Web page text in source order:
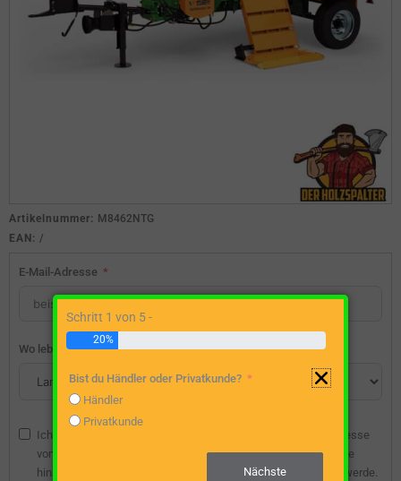
Artikelnummer: M8462NTG
EAN: /
E-Mail-Adresse
Wo lebst du?
Ich bin damit einverstanden, dass die angegebene E-Mail-Adresse
vom Webseitenbetreiber gespeichert wird, damit ich über diese
hinsichtlich eines unverbindlichen Preisangebots kontaktiert werde.
Schritt 1 von 5 -
20%
Bist du Händler oder Privatkunde?
Händler
Privatkunde
Nächste